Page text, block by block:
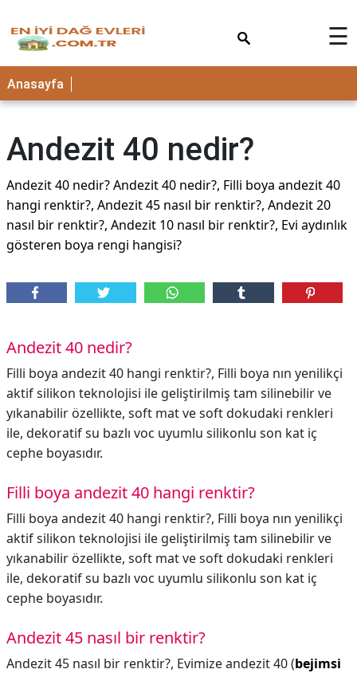
☰
Anasayfa
Andezit 40 nedir?
Andezit 40 nedir? Andezit 40 nedir?, Filli boya andezit 40
hangi renktir?, Andezit 45 nasıl bir renktir?, Andezit 20
nasıl bir renktir?, Andezit 10 nasıl bir renktir?, Evi aydınlık
gösteren boya rengi hangisi?
Andezit 40 nedir?
Filli boya andezit 40 hangi renktir?, Filli boya nın yenilikçi
aktif silikon teknolojisi ile geliştirilmiş tam silinebilir ve
yıkanabilir özellikte, soft mat ve soft dokudaki renkleri
ile, dekoratif su bazlı voc uyumlu silikonlu son kat iç
cephe boyasıdır.
Filli boya andezit 40 hangi renktir?
Filli boya andezit 40 hangi renktir?, Filli boya nın yenilikçi
aktif silikon teknolojisi ile geliştirilmiş tam silinebilir ve
yıkanabilir özellikte, soft mat ve soft dokudaki renkleri
ile, dekoratif su bazlı voc uyumlu silikonlu son kat iç
cephe boyasıdır.
Andezit 45 nasıl bir renktir?
Andezit 45 nasıl bir renktir?, Evimize andezit 40 (bejimsi